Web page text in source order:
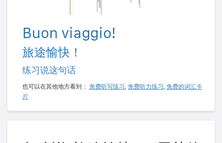
Buon viaggio!
旅途愉快！
练习说这句话
也可以在其他地方看到： 免费听写练习 , 免费听力练习 , 免费的词汇卡
片